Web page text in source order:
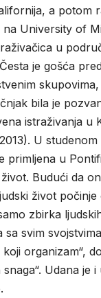
a potom
na University of
u
je gošća
bila je
istraživanja u
U studenom
primljena u
Budući da
život
zbirka
sa svim
organizam“,
Udana je i